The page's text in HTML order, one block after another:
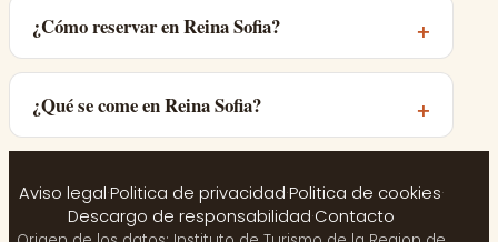
¿Cómo reservar en Reina Sofia?
¿Qué se come en Reina Sofia?
Aviso legal·Politica de privacidad·Politica de cookies·
Descargo de responsabilidad·Contacto